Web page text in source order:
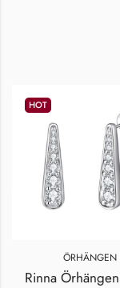
HOT
ÖRHÄNGEN
Rinna